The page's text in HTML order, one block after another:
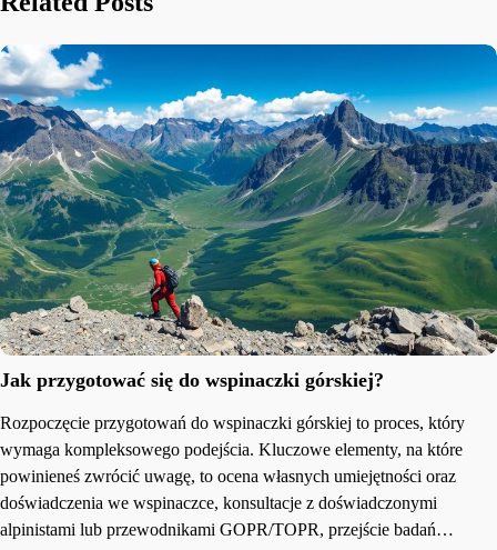
Jak przygotować się do wspinaczki górskiej?
Rozpoczęcie przygotowań do wspinaczki górskiej to proces, który
wymaga kompleksowego podejścia. Kluczowe elementy, na które
powinieneś zwrócić uwagę, to ocena własnych umiejętności oraz
doświadczenia we wspinaczce, konsultacje z doświadczonymi
alpinistami lub przewodnikami GOPR/TOPR, przejście badań…